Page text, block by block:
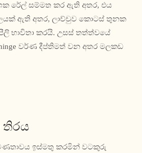
රේල් සම්මත කර ඇති අතර, එය
ඇති අතර, ලාච්චුව කොටස් තුනක
භාවිතා කරයි. උසස් තත්ත්වයේ
වර්ණ දීප්තිමත් වන අතර මලකඩ
තිරය
ඉස්මතු කරමින් වටකුරු